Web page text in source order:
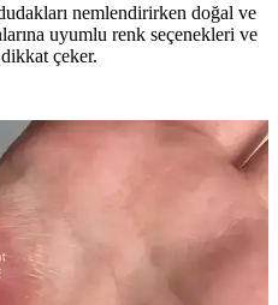
nemlendirirken doğal ve
uyumlu renk seçenekleri ve
çeker.